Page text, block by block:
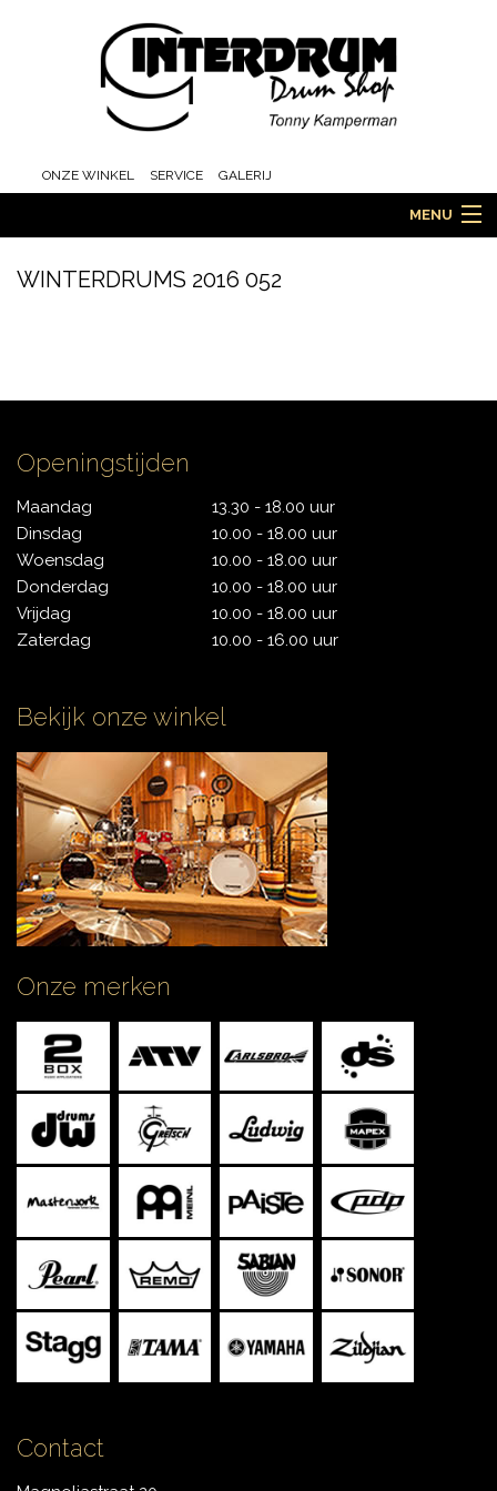
ONZE WINKEL SERVICE GALERIJ
MENU
DRUMS
CYMBALS
ACCESSOIRES
ONLINE SALE
DRUMSCHOOL
CONTACT
WINTERDRUMS 2016 052
Openingstijden
Maandag
Dinsdag
Woensdag
Donderdag
Vrijdag
Zaterdag
13.30 - 18.00 uur
10.00 - 18.00 uur
10.00 - 18.00 uur
10.00 - 18.00 uur
10.00 - 18.00 uur
10.00 - 16.00 uur
Bekijk onze winkel
Onze merken
Contact